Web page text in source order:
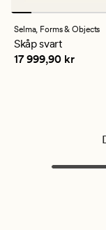
Selma, Forms & Objects
Skåp svart
Pris 17 999,90 kr
17 999,90 kr